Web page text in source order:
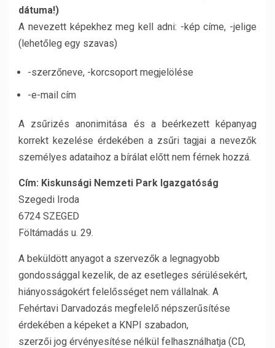
dátuma!)
A nevezett képekhez meg kell adni: -kép címe, -jelige
(lehetőleg egy szavas)
-szerzőneve, -korcsoport megjelölése
-e-mail cím
A zsűrizés anonimitása és a beérkezett képanyag
korrekt kezelése érdekében a zsűri tagjai a nevezők
személyes adataihoz a bírálat előtt nem férnek hozzá.
Cím: Kiskunsági Nemzeti Park Igazgatóság
Szegedi Iroda
6724 SZEGED
Föltámadás u. 29.
A beküldött anyagot a szervezők a legnagyobb
gondossággal kezelik, de az esetleges sérülésekért,
hiányosságokért felelősséget nem vállalnak. A
Fehértavi Darvadozás megfelelő népszerűsítése
érdekében a képeket a KNPI szabadon,
szerzői jog érvényesítése nélkül felhasználhatja (CD,